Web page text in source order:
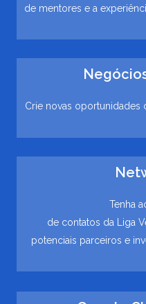
de mentores e a
Crie novas oportunidades
Tenha
de contatos da Liga
potenciais parceiros e